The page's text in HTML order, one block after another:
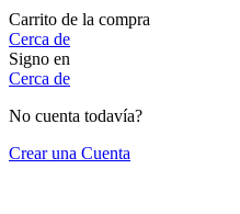
Carrito de la compra
Cerca de
Signo en
Cerca de
No cuenta todavía?
Crear una Cuenta